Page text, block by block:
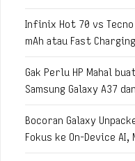
Infinix Hot 70 vs
mAh atau Fast
Gak Perlu HP Mahal
Samsung Galaxy A37
Bocoran Galaxy
Fokus ke On-Device AI,